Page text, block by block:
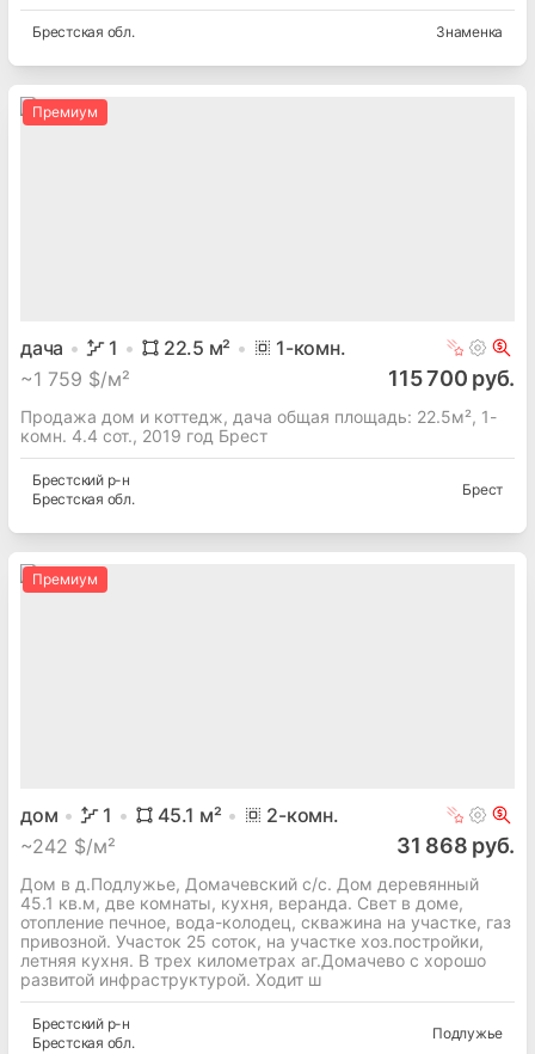
Брестская обл. Знаменка
Премиум
дача 1 22.5 м² 1-комн.
~1 759 $/м² 115 700 руб.
Продажа дом и коттедж, дача общая площадь: 22.5м², 1-
комн. 4.4 сот., 2019 год Брест
Брестскийр-н
Брестская обл.
Брест
Премиум
дом 1 45.1 м² 2-комн.
~242 $/м² 31 868 руб.
Дом в д.Подлужье, Домачевский с/с. Дом деревянный
45.1 кв.м, две комнаты, кухня, веранда. Свет в доме,
отопление печное, вода-колодец, скважина на участке, газ
привозной. Участок 25 соток, на участке хоз.постройки,
летняя кухня. В трех километрах аг.Домачево с хорошо
развитой инфраструктурой. Ходит ш
Брестскийр-н
Брестская обл.
Подлужье